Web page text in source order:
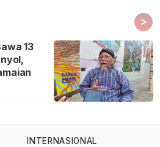
>
13
INTERNASIONAL